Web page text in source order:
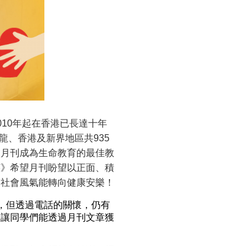
年起在香港已長達十年
、香港及新界地區共935
刊成為生命教育的最佳教
希望月刊盼望以正面、積
會風氣能轉向健康安樂！
但透過電話的關懷，仍有
同學們能透過月刊文章獲